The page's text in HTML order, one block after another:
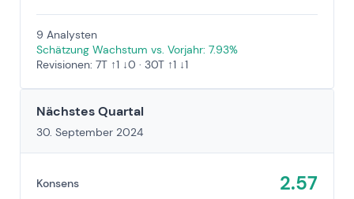
9 Analysten
Schätzung Wachstum vs. Vorjahr: 7.93%
Revisionen: 7T ↑1 ↓0 · 30T ↑1 ↓1
Nächstes Quartal
30. September 2024
Konsens 2.57